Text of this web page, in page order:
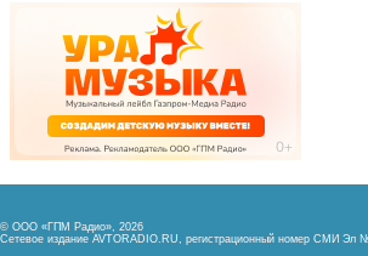
© ООО «ГПМ Радио», 2026
Сетевое издание AVTORADIO.RU, регистрационный номер СМИ Эл №